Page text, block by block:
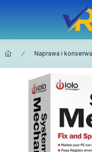
Naprawa i